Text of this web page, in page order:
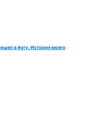
в йогу. История моего